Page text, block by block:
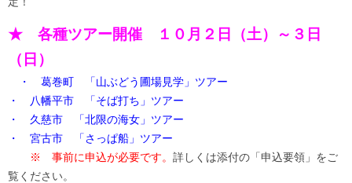
★ 各種ツアー開催 １０月２日（土）～３日
（日）
・ 葛巻町 「山ぶどう圃場見学」ツアー
・ 八幡平市 「そば打ち」ツアー
・ 久慈市 「北限の海女」ツアー
・ 宮古市 「さっぱ船」ツアー
※ 事前に申込が必要です。 詳しくは添付の「申込要領」をご
覧ください。